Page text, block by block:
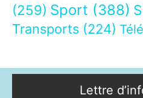
(259) Sport (388)
Transports (224)
Lettre